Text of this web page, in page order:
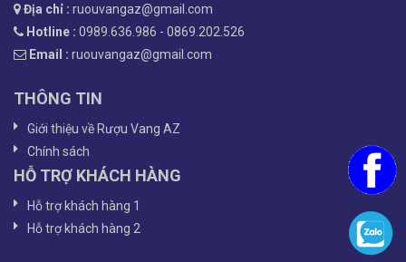
Địa chỉ : ruouvangaz@gmail.com
Hotline : 0989.636.986 - 0869.202.526
Email : ruouvangaz@gmail.com
THÔNG TIN
Giới thiệu về Rượu Vang AZ
Chính sách
HỖ TRỢ KHÁCH HÀNG
Hỗ trợ khách hàng 1
Hỗ trợ khách hàng 2